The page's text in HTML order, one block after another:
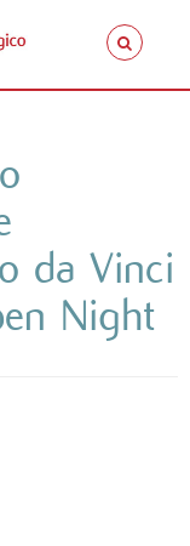
da Vinci
Night